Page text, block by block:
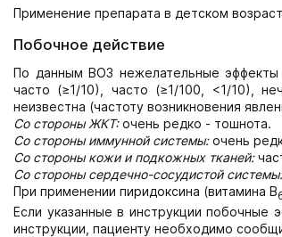
Применение препарата в детском
Побочное действие
По данным ВОЗ нежелательные эффекты
часто (≥1/10), часто (≥1/100, <1/10),
неизвестна (частоту возникновения
Со стороны ЖКТ:очень редко - тошнота.
Со стороны иммунной системы:очень
Со стороны кожи и подкожных тканей:
Со стороны сердечно-сосудистой системы:
При применении пиридоксина (витамина В
Если указанные в инструкции
инструкции, пациенту необходимо